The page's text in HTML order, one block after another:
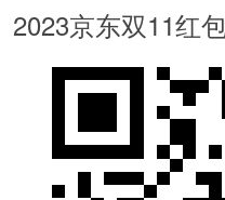
2023京东双11红